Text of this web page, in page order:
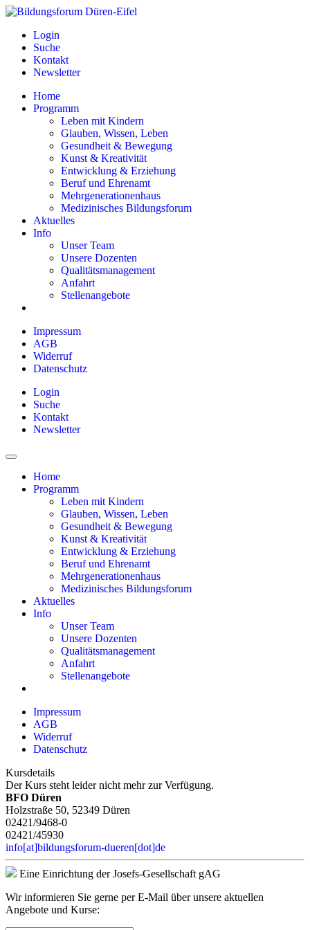
Login
Suche
Kontakt
Newsletter
Home
Programm
Leben mit Kindern
Glauben, Wissen, Leben
Gesundheit & Bewegung
Kunst & Kreativität
Entwicklung & Erziehung
Beruf und Ehrenamt
Mehrgenerationenhaus
Medizinisches Bildungsforum
Aktuelles
Info
Unser Team
Unsere Dozenten
Qualitätsmanagement
Anfahrt
Stellenangebote
Impressum
AGB
Widerruf
Datenschutz
Login
Suche
Kontakt
Newsletter
Home
Programm
Leben mit Kindern
Glauben, Wissen, Leben
Gesundheit & Bewegung
Kunst & Kreativität
Entwicklung & Erziehung
Beruf und Ehrenamt
Mehrgenerationenhaus
Medizinisches Bildungsforum
Aktuelles
Info
Unser Team
Unsere Dozenten
Qualitätsmanagement
Anfahrt
Stellenangebote
Impressum
AGB
Widerruf
Datenschutz
Kursdetails
Der Kurs steht leider nicht mehr zur Verfügung.
BFO Düren
Holzstraße 50, 52349 Düren
02421/9468-0
02421/45930
info[at]bildungsforum-dueren[dot]de
Eine Einrichtung der Josefs-Gesellschaft gAG
Wir informieren Sie gerne per E-Mail über unsere aktuellen
Angebote und Kurse: